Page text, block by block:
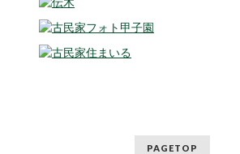
PAGETOP